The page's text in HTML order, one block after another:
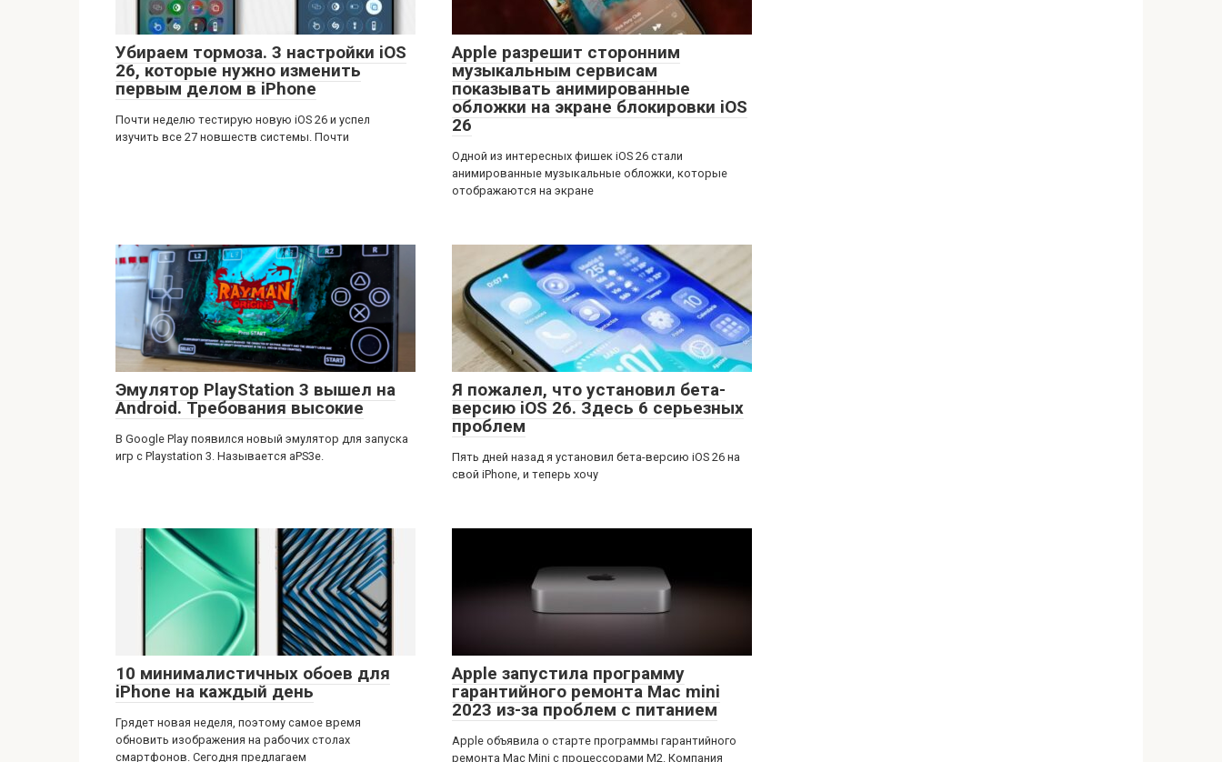
Убираем тормоза. 3 настройки iOS
26, которые нужно изменить
первым делом в iPhone
Почти неделю тестирую новую iOS 26 и успел
изучить все 27 новшеств системы. Почти
Apple разрешит сторонним
музыкальным сервисам
показывать анимированные
обложки на экране блокировки iOS
26
Одной из интересных фишек iOS 26 стали
анимированные музыкальные обложки, которые
отображаются на экране
Эмулятор PlayStation 3 вышел на
Android. Требования высокие
В Google Play появился новый эмулятор для запуска
игр с Playstation 3. Называется aPS3e.
Я пожалел, что установил бета-
версию iOS 26. Здесь 6 серьезных
проблем
Пять дней назад я установил бета-версию iOS 26 на
свой iPhone, и теперь хочу
10 минималистичных обоев для
iPhone на каждый день
Грядет новая неделя, поэтому самое время
обновить изображения на рабочих столах
смартфонов. Сегодня предлагаем
Apple запустила программу
гарантийного ремонта Mac mini
2023 из-за проблем с питанием
Apple объявила о старте программы гарантийного
ремонта Mac Mini с процессорами M2. Компания